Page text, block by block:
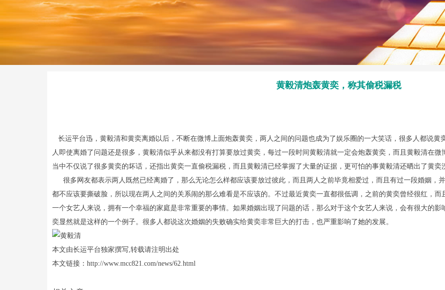
黄毅清炮轰黄奕，称其偷税漏税
长运平台迅，黄毅清和黄奕离婚以后，不断在微博上面炮轰黄奕，两人之间的问题也成为了娱乐圈的一大笑话，很多人都说
人即使离婚了问题还是很多，黄毅清似乎从来都没有打算要放过黄奕，每过一段时间黄毅清就一定会炮轰黄奕，而且黄毅清在
当中不仅说了很多黄奕的坏话，还指出黄奕一直偷税漏税，而且黄毅清已经掌握了大量的证据，更可怕的事黄毅清还晒出了黄
很多网友都表示两人既然已经离婚了，那么无论怎么样都应该要放过彼此，而且两人之前毕竟相爱过，而且有过一段婚姻，
都不应该要撕破脸，所以现在两人之间的关系闹的那么难看是不应该的。不过最近黄奕一直都很低调，之前的黄奕曾经很红，
一个女艺人来说，拥有一个幸福的家庭是非常重要的事情。如果婚姻出现了问题的话，那么对于这个女艺人来说，会有很大的
奕显然就是这样的一个例子。很多人都说这次婚姻的失败确实给黄奕非常巨大的打击，也严重影响了她的发展。
本文由长运平台独家撰写,转载请注明出处
本文链接：http://www.mcc821.com/news/62.html